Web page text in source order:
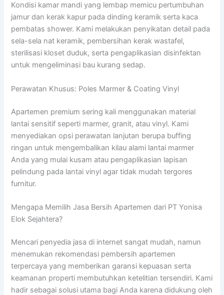
Kondisi kamar mandi yang lembap memicu pertumbuhan
jamur dan kerak kapur pada dinding keramik serta kaca
pembatas shower. Kami melakukan penyikatan detail pada
sela-sela nat keramik, pembersihan kerak wastafel,
sterilisasi kloset duduk, serta pengaplikasian disinfektan
untuk mengeliminasi bau kurang sedap.
Perawatan Khusus: Poles Marmer & Coating Vinyl
Apartemen premium sering kali menggunakan material
lantai sensitif seperti marmer, granit, atau vinyl. Kami
menyediakan opsi perawatan lanjutan berupa buffing
ringan untuk mengembalikan kilau alami lantai marmer
Anda yang mulai kusam atau pengaplikasian lapisan
pelindung pada lantai vinyl agar tidak mudah tergores
furnitur.
Mengapa Memilih Jasa Bersih Apartemen dari PT Yonisa
Elok Sejahtera?
Mencari penyedia jasa di internet sangat mudah, namun
menemukan rekomendasi pembersih apartemen
terpercaya yang memberikan garansi kepuasan serta
keamanan properti membutuhkan ketelitian tersendiri. Kami
hadir sebagai solusi utama bagi Anda karena didukung oleh